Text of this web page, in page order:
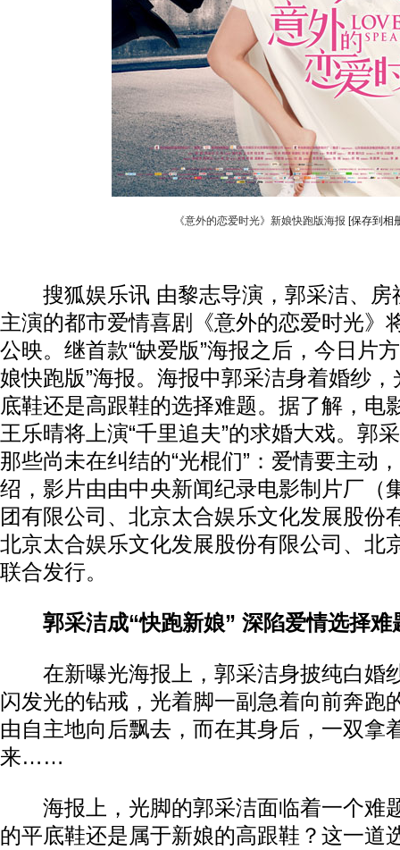
《意外的恋爱时光》新娘快跑版海报 [保存到相
搜狐娱乐讯 由黎志导演，郭采洁、房
主演的都市爱情喜剧《意外的恋爱时光》
公映。继首款“缺爱版”海报之后，今日片
娘快跑版”海报。海报中郭采洁身着婚纱
底鞋还是高跟鞋的选择难题。据了解，电
王乐晴将上演“千里追夫”的求婚大戏。郭
那些尚未在纠结的“光棍们”：爱情要主动
绍，影片由由中央新闻纪录电影制片厂（
团有限公司、北京太合娱乐文化发展股份
北京太合娱乐文化发展股份有限公司、北
联合发行。
郭采洁成“快跑新娘” 深陷爱情选择难
在新曝光海报上，郭采洁身披纯白婚
闪发光的钻戒，光着脚一副急着向前奔跑
由自主地向后飘去，而在其身后，一双拿
来……
海报上，光脚的郭采洁面临着一个难
的平底鞋还是属于新娘的高跟鞋？这一道